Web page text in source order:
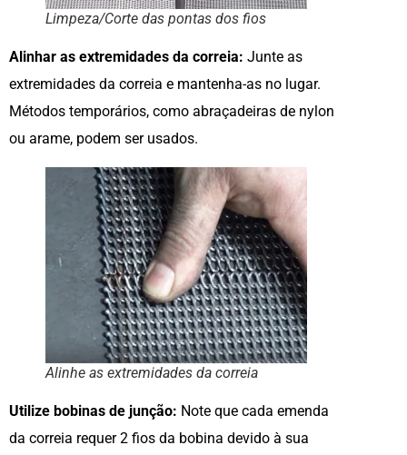
Limpeza/Corte das pontas dos fios
Alinhar as extremidades da correia: Junte as
extremidades da correia e mantenha-as no lugar.
Métodos temporários, como abraçadeiras de nylon
ou arame, podem ser usados.
Alinhe as extremidades da correia
Utilize bobinas de junção: Note que cada emenda
da correia requer 2 fios da bobina devido à sua